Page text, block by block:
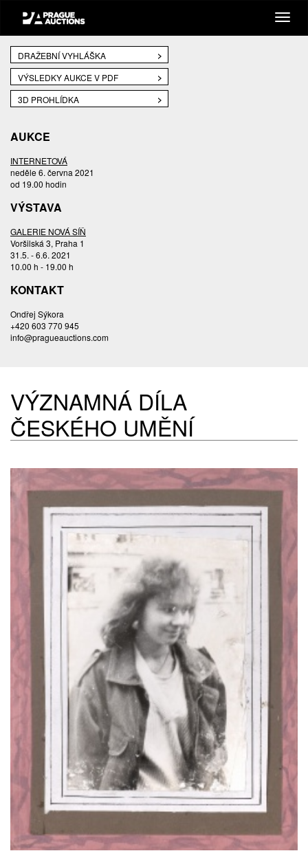
DRAŽEBNÍ VYHLÁŠKA
VÝSLEDKY AUKCE V PDF
3D PROHLÍDKA
AUKCE
INTERNETOVÁ
neděle 6. června 2021
od 19.00 hodin
VÝSTAVA
GALERIE NOVÁ SÍŇ
Voršilská 3, Praha 1
31.5. - 6.6. 2021
10.00 h - 19.00 h
KONTAKT
Ondřej Sýkora
+420 603 770 945
info@pragueauctions.com
VÝZNAMNÁ DÍLA
ČESKÉHO UMĚNÍ